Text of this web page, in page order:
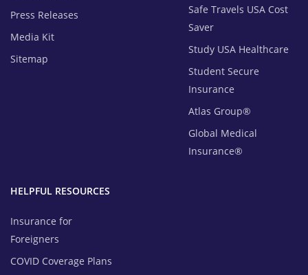
Safe Travels USA Cost
Saver
Study USA Healthcare
Student Secure
Insurance
Atlas Group®
Global Medical
Insurance®
Press Releases
Media Kit
Sitemap
HELPFUL RESOURCES
Insurance for
Foreigners
COVID Coverage Plans